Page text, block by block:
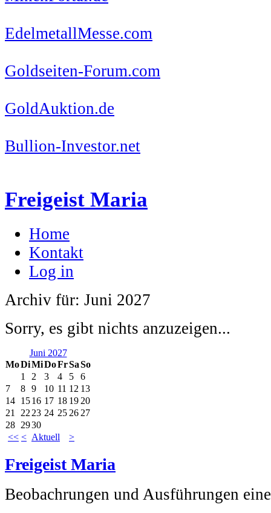
EdelmetallMesse.com
Goldseiten-Forum.com
GoldAuktion.de
Bullion-Investor.net
Freigeist Maria
Home
Kontakt
Log in
Archiv für: Juni 2027
Sorry, es gibt nichts anzuzeigen...
Juni 2027
MoDiMiDoFrSaSo
<< < Aktuell >
1 2 3 4 5
6
7
8 9 10 11 12 13
14 1516 17 18 19 20
21
22 23 24 25 26 27
28 2930
Freigeist Maria
Beobachrungen und Ausführungen